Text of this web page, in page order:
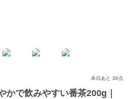
本日あと 30点
かで飲みやすい番茶200g｜